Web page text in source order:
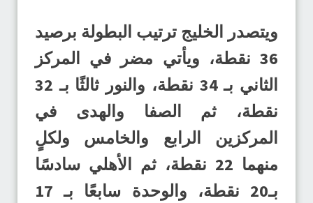
ويتصدر الخليج ترتيب البطولة برصيد
36 نقطة، ويأتي مضر في المركز
الثاني بـ 34 نقطة، والنور ثالثًا بـ 32
نقطة، ثم الصفا والهدى في
المركزين الرابع والخامس ولكلٍ
منهما 22 نقطة، ثم الأهلي سادسًا
بـ20 نقطة، والوحدة سابعًا بـ 17